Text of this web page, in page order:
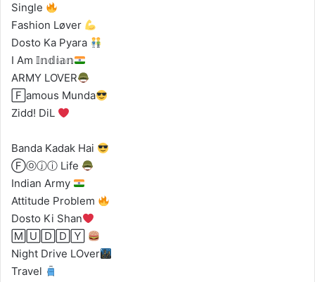
Single
Fashion Løver
Dosto Ka Pyara
I Am 𝕀𝕟𝕕𝕚𝕒𝕟
ARMY LOVER
🄵amous Munda
Zidd! DiL
Banda Kadak Hai
Ⓕⓞⓙⓘ Life
Indian Army
Attitude Problem
Dosto Ki Shan
🄼🅄🄳🄳🅈
Night Drive LOver
Travel